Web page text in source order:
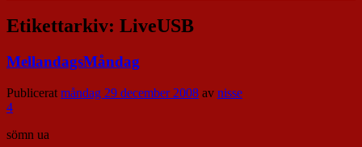
Etikettarkiv: LiveUSB
MellandagsMåndag
Publicerat måndag 29 december 2008 av nisse
4
sömn ua